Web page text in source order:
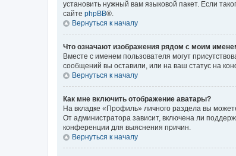
установить нужный вам языковой пакет. Если
сайте phpBB®.
Вернуться к началу
Что означают изображения рядом с моим
Вместе с именем пользователя могут
сообщений вы оставили, или на ваш статус на
Вернуться к началу
Как мне включить отображение аватары?
На вкладке «Профиль» личного раздела вы
От администратора зависит, включена ли
конференции для выяснения причин.
Вернуться к началу